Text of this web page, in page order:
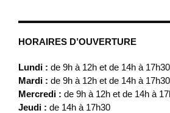
HORAIRES D’OUVERTURE
Lundi : de 9h à 12h et de 14h à 17h30
Mardi : de 9h à 12h et de 14h à 17h30
Mercredi : de 9h à 12h et de 14h à
Jeudi : de 14h à 17h30